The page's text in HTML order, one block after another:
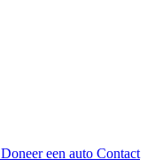
Doneer een auto Contact